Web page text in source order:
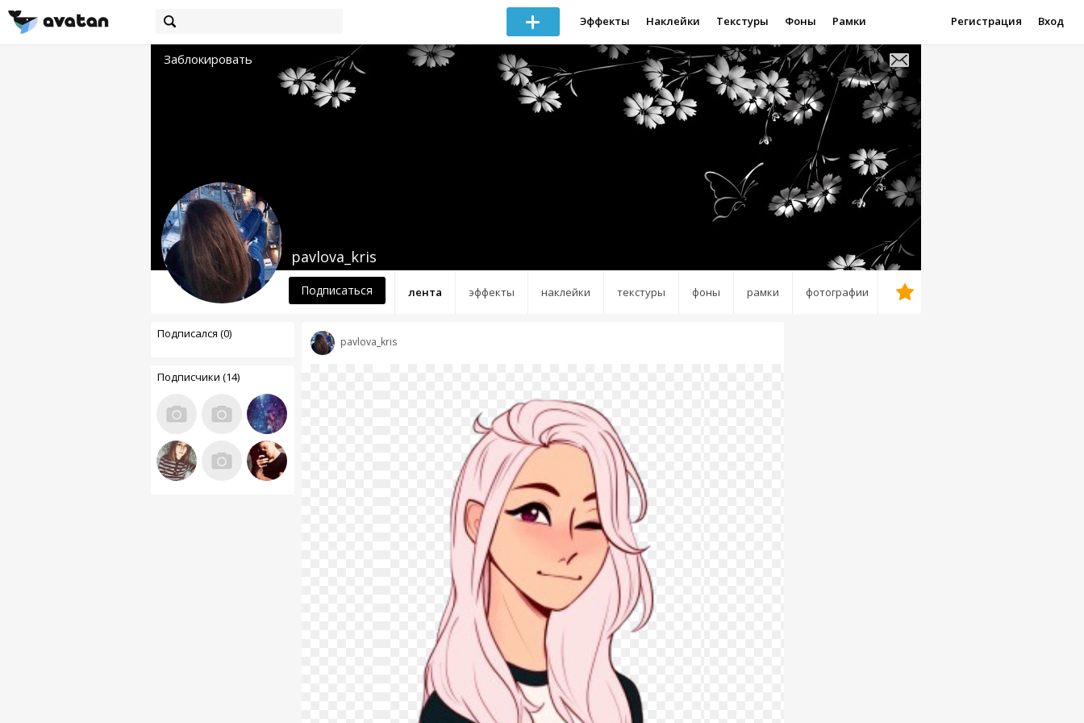
Эффекты Наклейки Текстуры Фоны Рамки Регистрация Вход
Заблокировать
лента эффекты наклейки текстуры фоны рамки фотографии
pavlova_kris
Подписаться
Подписался (0)
Подписчики (14)
pavlova_kris